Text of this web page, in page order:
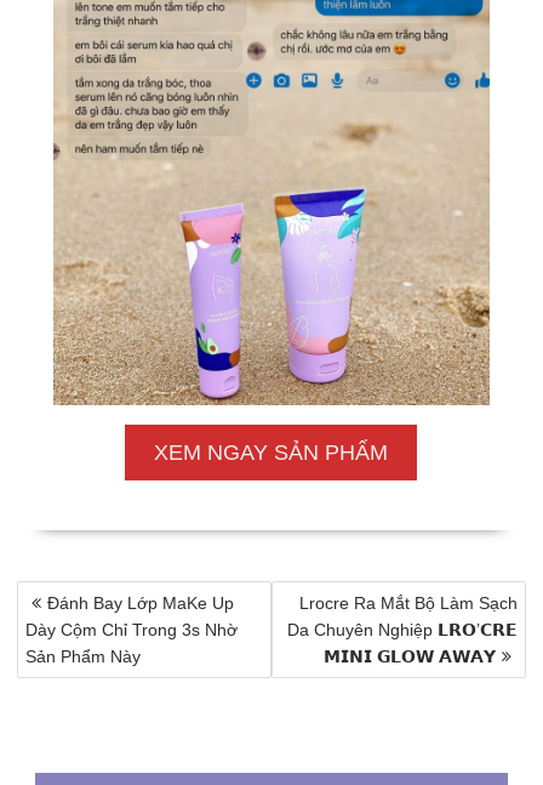
XEM NGAY SẢN PHẨM
Điều
hướng
bài
viết
Đánh Bay Lớp MaKe Up
Dày Cộm Chỉ Trong 3s Nhờ
Sản Phẩm Này
Lrocre Ra Mắt Bộ Làm Sạch
Da Chuyên Nghiệp 𝗟𝗥𝗢’𝗖𝗥𝗘
𝗠𝗜𝗡𝗜 𝗚𝗟𝗢𝗪 𝗔𝗪𝗔𝗬